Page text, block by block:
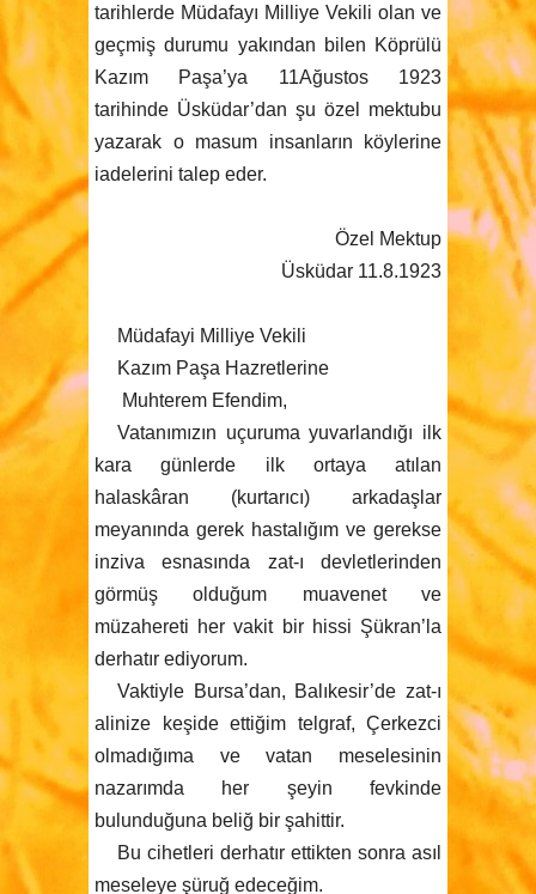
tarihlerde Müdafayı Milliye Vekili olan ve
geçmiş durumu yakından bilen Köprülü
Kazım Paşa’ya 11Ağustos 1923
tarihinde Üsküdar’dan şu özel mektubu
yazarak o masum insanların köylerine
iadelerini talep eder.
Özel Mektup
Üsküdar 11.8.1923
Müdafayi Milliye Vekili
Kazım Paşa Hazretlerine
Muhterem Efendim,
Vatanımızın uçuruma yuvarlandığı ilk
kara günlerde ilk ortaya atılan
halaskâran (kurtarıcı) arkadaşlar
meyanında gerek hastalığım ve gerekse
inziva esnasında zat-ı devletlerinden
görmüş olduğum muavenet ve
müzahereti her vakit bir hissi Şükran’la
derhatır ediyorum.
Vaktiyle Bursa’dan, Balıkesir’de zat-ı
alinize keşide ettiğim telgraf, Çerkezci
olmadığıma ve vatan meselesinin
nazarımda her şeyin fevkinde
bulunduğuna beliğ bir şahittir.
Bu cihetleri derhatır ettikten sonra asıl
meseleye şüruğ edeceğim.